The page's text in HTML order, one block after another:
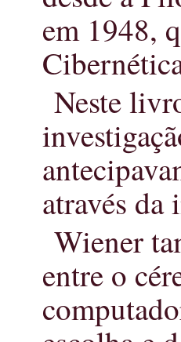
em 1948,
Neste
através da
Wiener
entre o